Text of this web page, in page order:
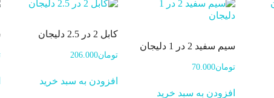
سیم سفید 2 در 1 دلیجان
تومان70.000
افزودن به سبد خرید
کابل 2 در 2.5 دلیجان
تومان206.000
افزودن به سبد خرید